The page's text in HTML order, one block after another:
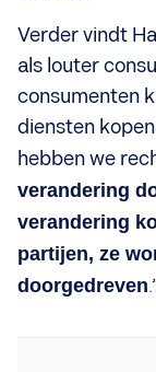
Verder vindt
als louter
consumenten
diensten
hebben we
verandering
verandering
partijen, ze
doorgedreven